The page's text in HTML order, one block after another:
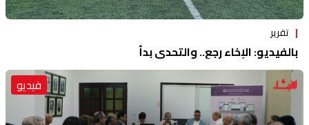
تقرير
بالفيديو: الإخاء رجع.. والتحدي بدأ
فيديو